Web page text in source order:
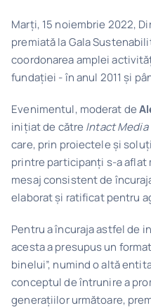
Marți, 15 noiembrie 2022,
premiată la Gala
coordonarea amplei
fundației - în anul 2011 și
Evenimentul, moderat de
inițiat de către Intact Media
care, prin proiectele și
printre participanți s-a
mesaj consistent de
elaborat și ratificat pentru
Pentru a încuraja astfel de
acesta a presupus un
binelui”, numind o altă
conceptul de întrunire a
generațiilor următoare,